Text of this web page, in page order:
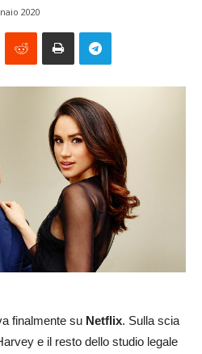
2020
finalmente su Netflix. Sulla scia
e il resto dello studio legale